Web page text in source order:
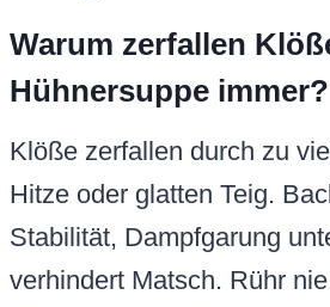
Warum zerfallen
Hühnersuppe immer?
Klöße zerfallen durch zu
Hitze oder glatten Teig.
Stabilität, Dampfgarung
verhindert Matsch. Rühr